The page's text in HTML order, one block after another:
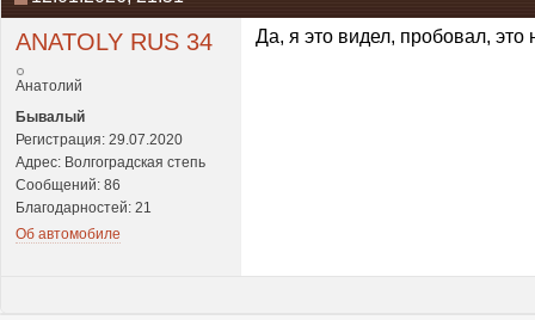
ANATOLY RUS 34
Анатолий
Бывалый
Регистрация: 29.07.2020
Адрес: Волгоградская степь
Сообщений: 86
Благодарностей: 21
Об автомобиле
Да, я это видел, пробовал, это